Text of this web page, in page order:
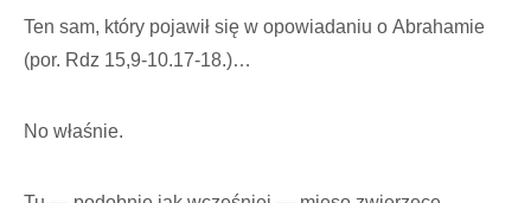
Ten sam, który pojawił się w opowiadaniu o Abrahamie
(por. Rdz 15,9-10.17-18.)…
No właśnie.